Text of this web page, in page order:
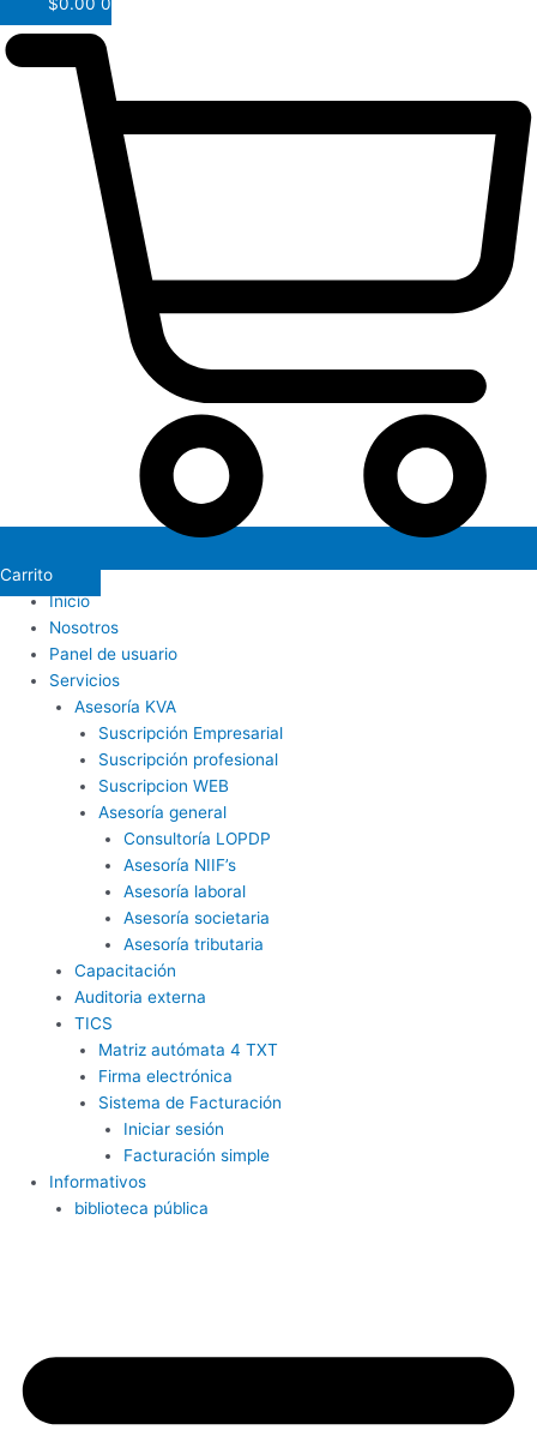
Carrito
Inicio
Nosotros
Panel de usuario
Servicios
Asesoría KVA
Suscripción Empresarial
Suscripción profesional
Suscripcion WEB
Asesoría general
Consultoría LOPDP
Asesoría NIIF’s
Asesoría laboral
Asesoría societaria
Asesoría tributaria
Capacitación
Auditoria externa
TICS
Matriz autómata 4 TXT
Firma electrónica
Sistema de Facturación
Iniciar sesión
Facturación simple
Informativos
biblioteca pública